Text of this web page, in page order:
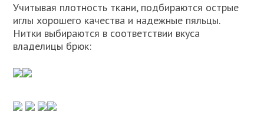
Учитывая плотность ткани, подбираются острые
иглы хорошего качества и надежные пяльцы.
Нитки выбираются в соответствии вкуса
владелицы брюк: